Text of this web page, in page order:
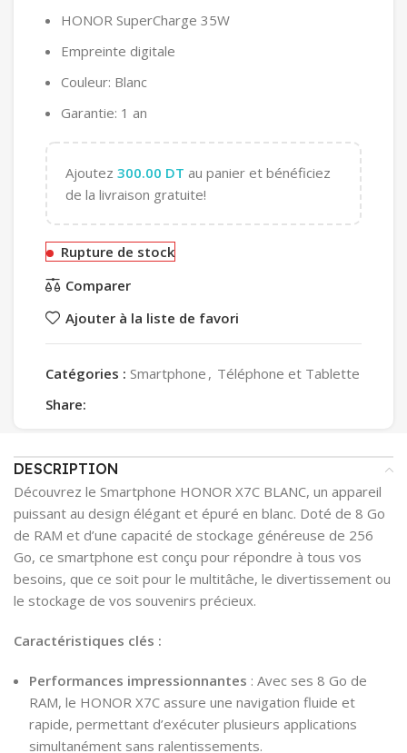
HONOR SuperCharge 35W
Empreinte digitale
Couleur: Blanc
Garantie: 1 an
Ajoutez 300.00 DT au panier et bénéficiez
de la livraison gratuite!
Rupture de stock
Comparer
Ajouter à la liste de favori
Catégories : Smartphone , Téléphone et Tablette
Share:
DESCRIPTION
Découvrez le Smartphone HONOR X7C BLANC, un appareil
puissant au design élégant et épuré en blanc. Doté de 8 Go
de RAM et d’une capacité de stockage généreuse de 256
Go, ce smartphone est conçu pour répondre à tous vos
besoins, que ce soit pour le multitâche, le divertissement ou
le stockage de vos souvenirs précieux.
Caractéristiques clés :
Performances impressionnantes : Avec ses 8 Go de
RAM, le HONOR X7C assure une navigation fluide et
rapide, permettant d’exécuter plusieurs applications
simultanément sans ralentissements.